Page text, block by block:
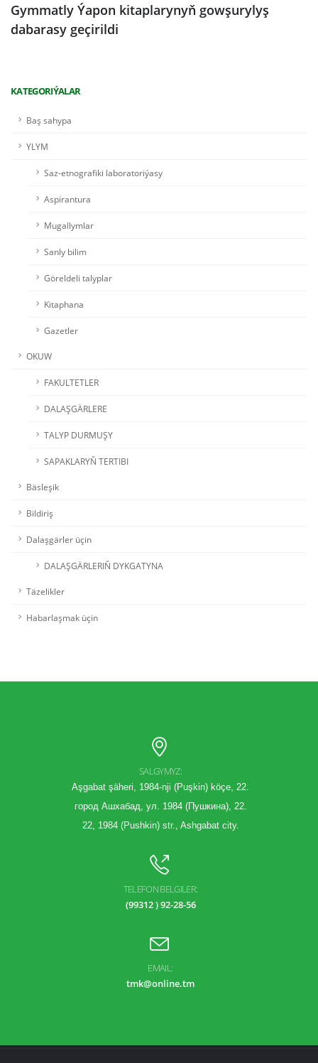
Gymmatly Ýapon kitaplarynyň gowşurylyş
dabarasy geçirildi
KATEGORIÝALAR
Baş sahypa
YLYM
Saz-etnografiki laboratoriýasy
Aspirantura
Mugallymlar
Sanly bilim
Göreldeli talyplar
Kitaphana
Gazetler
OKUW
FAKULTETLER
DALAŞGÄRLERE
TALYP DURMUŞY
SAPAKLARYŇ TERTIBI
Bäsleşik
Bildiriş
Dalaşgärler üçin
DALAŞGÄRLERIŇ DYKGATYNA
Täzelikler
Habarlaşmak üçin
SALGYMYZ:
Aşgabat şäheri, 1984-nji (Puşkin) köçe, 22.
город Ашхабад, ул. 1984 (Пушкина), 22.
22, 1984 (Pushkin) str., Ashgabat city.
TELEFON BELGILER:
(99312 ) 92-28-56
EMAIL:
tmk@online.tm